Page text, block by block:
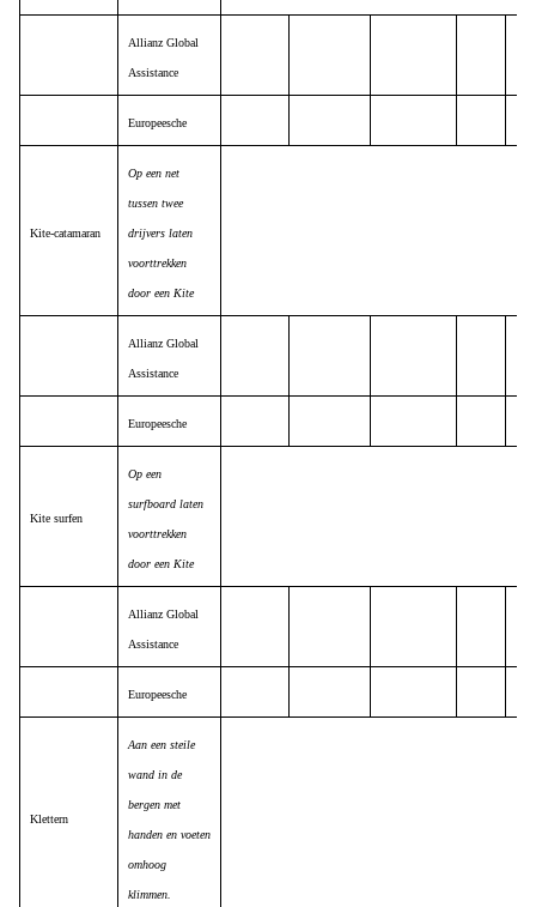
Allianz Global
Assistance
Europeesche
Kite-catamaran
Op een net
tussen twee
drijvers laten
voorttrekken
door een Kite
Allianz Global
Assistance
Europeesche
Kite surfen
Op een
surfboard laten
voorttrekken
door een Kite
Allianz Global
Assistance
Europeesche
Klettern
Aan een steile
wand in de
bergen met
handen en voeten
omhoog
klimmen.